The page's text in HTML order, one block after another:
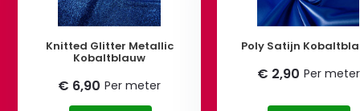
Knitted Glitter Metallic
Kobaltblauw
€ 6,90 Per meter
Poly Satijn
€ 2,90 Per meter